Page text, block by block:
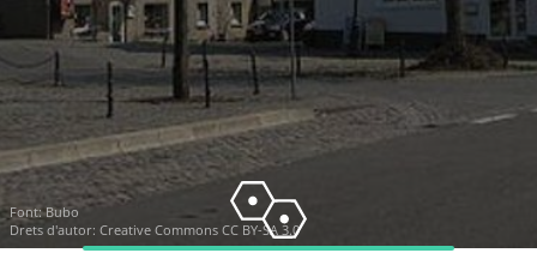
Font:Bubo
Drets d'autor: Creative Commons CC BY-SA 3.0